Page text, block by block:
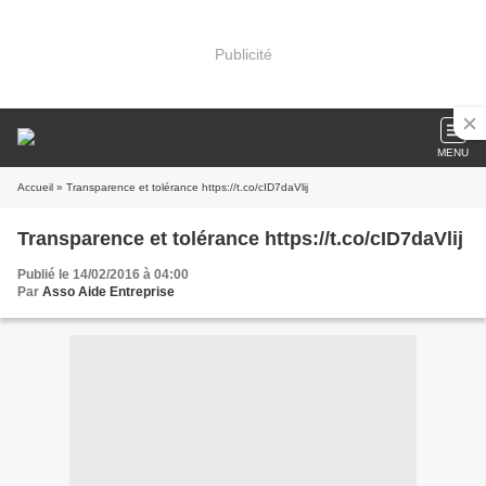
Publicité
MENU
Accueil » Transparence et tolérance https://t.co/cID7daVlij
Transparence et tolérance https://t.co/cID7daVlij
Publié le 14/02/2016 à 04:00
Par Asso Aide Entreprise